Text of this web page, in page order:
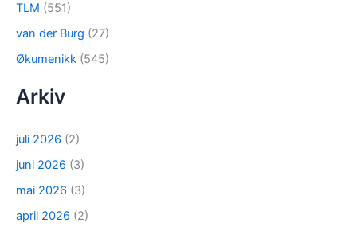
TLM (551)
van der Burg (27)
Økumenikk (545)
Arkiv
juli 2026 (2)
juni 2026 (3)
mai 2026 (3)
april 2026 (2)